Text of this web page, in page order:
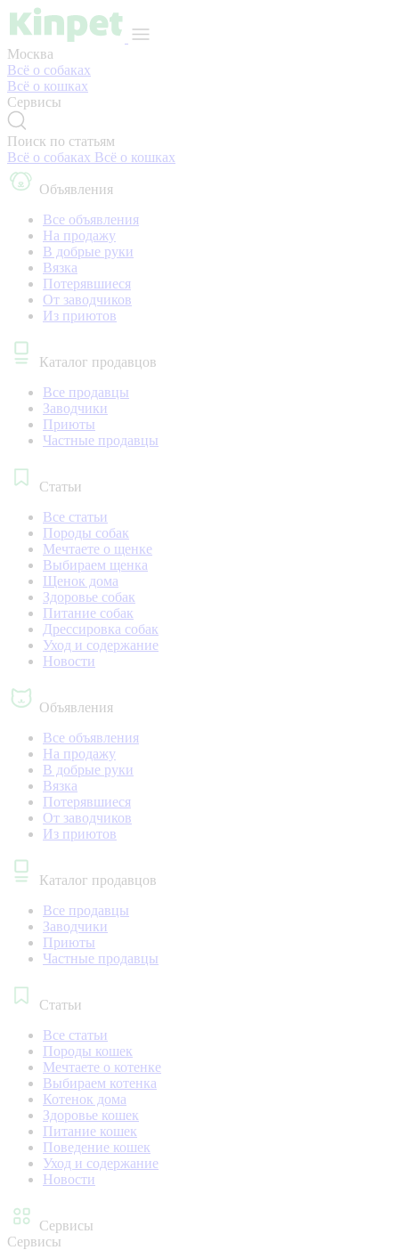
Москва
Всё о собаках
Всё о кошках
Сервисы
Поиск по статьям
Всё о собаках Всё о кошках
Объявления
Все объявления
На продажу
В добрые руки
Вязка
Потерявшиеся
От заводчиков
Из приютов
Каталог продавцов
Все продавцы
Заводчики
Приюты
Частные продавцы
Статьи
Все статьи
Породы собак
Мечтаете о щенке
Выбираем щенка
Щенок дома
Здоровье собак
Питание собак
Дрессировка собак
Уход и содержание
Новости
Объявления
Все объявления
На продажу
В добрые руки
Вязка
Потерявшиеся
От заводчиков
Из приютов
Каталог продавцов
Все продавцы
Заводчики
Приюты
Частные продавцы
Статьи
Все статьи
Породы кошек
Мечтаете о котенке
Выбираем котенка
Котенок дома
Здоровье кошек
Питание кошек
Поведение кошек
Уход и содержание
Новости
Сервисы
Сервисы